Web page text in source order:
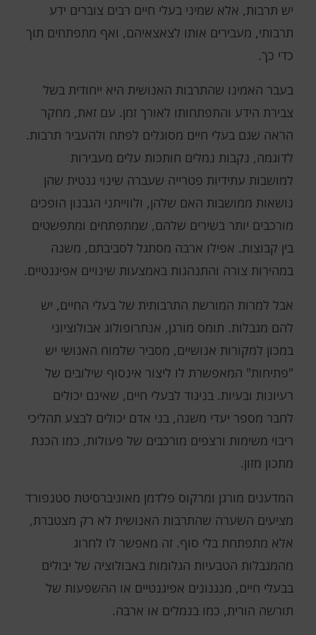
יש תרבות, אלא שמיני בעלי חיים רבים צוברים ידע
תרבותי, מעבירים אותו לצאצאיהם, ואף מתפתחים תוך
כדי כך.
בעבר האמינו שהתרבות האנושית היא ייחודית בשל
צבירת הידע והתפתחותו לאורך זמן. עם זאת, מחקר
הראה שגם בעלי חיים מסוגלים לפתח ולהעביר תרבות.
לדוגמה, נקבות נמלים חותכות עלים מעבירות
למושבות עתידיות פטרייה שעברה שינוי גנטית שהן
נושאות ממושבות האם שלהן, ולווייתני הגבנון הופכים
מורכבים יותר בשירים שלהם, שמתפתחים ומתפשטים
בין קבוצות. אפילו ארבה מסתגל לסביבתם, משנה
במהירות צורה והתנהגות באמצעות שינויים אפיגנטיים.
אבל למרות המורשת התרבותית של בעלי החיים, יש
להם מגבלות. תומס מורגן, אנתרופולוג אבולוציוני
במכון למקורות אנושיים, מסביר שלמוח האנושי יש
"פתיחות" המאפשרת לו ליצור אינסוף שילובים של
רעיונות ובעיות. בניגוד לבעלי חיים, שאינם יכולים
לחבר מספר יעדי משנה, בני אדם יכולים לבצע תהליכי
ריבוי משימות ורצפים מורכבים של פעולות, כמו הכנת
מתכון מזון.
המדענים מורגן ומרקוס פלדמן מאוניברסיטת סטנפורד
מציעים השערה שהתרבות האנושית לא רק מצטברת,
אלא מתפתחת בלי סוף. זה מאפשר לו לחרוג
מהמגבלות הטבעיות הגלומות באבולוציה של יבולים
בבעלי חיים, מנגנונים אפיגנטיים או ההשפעות של
תורשה הורית, כמו בנמלים או ארבה.